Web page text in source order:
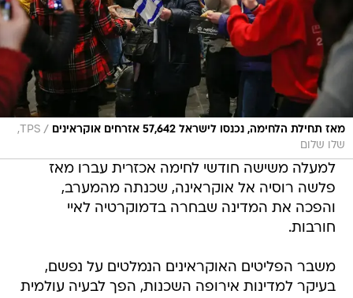
מאז תחילת הלחימה, נכנסו לישראל 57,642 אזרחים אוקראינים /
TPS,
שלו שלום
למעלה משישה חודשי לחימה אכזרית עברו מאז
פלשה רוסיה אל אוקראינה, שכנתה מהמערב,
והפכה את המדינה שבחרה בדמוקרטיה לאיי
חורבות.
משבר הפליטים האוקראינים הנמלטים על נפשם,
בעיקר למדינות אירופה השכנות, הפך לבעיה עולמית